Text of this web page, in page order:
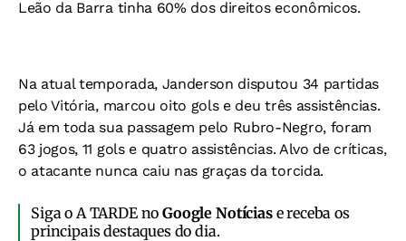
Leão da Barra tinha 60% dos direitos econômicos.
Na atual temporada, Janderson disputou 34 partidas
pelo Vitória, marcou oito gols e deu três assistências.
Já em toda sua passagem pelo Rubro-Negro, foram
63 jogos, 11 gols e quatro assistências. Alvo de críticas,
o atacante nunca caiu nas graças da torcida.
Siga o A TARDE noGoogle Notíciase receba os
principais destaques do dia.